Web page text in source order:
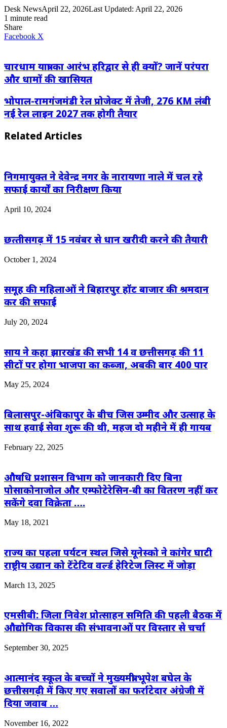
Desk NewsApril 22, 2026Last Updated: April 22, 2026
1 minute read
Share
Facebook X
चारधाम यात्रा का आरंभ हरिद्वार से ही क्यों? जानें परंपरा
और धामों की खासियत
भोपाल-रामगंजमंडी रेल प्रोजेक्ट में तेजी, 276 KM लंबी
नई रेल लाइन 2027 तक होगी तैयार
Related Articles
निगमायुक्त ने देवेन्द्र नगर के नारायणा नाले में चल रहे
सफाई कार्यों का निरीक्षण किया
April 10, 2024
छत्‍तीसगढ़ में 15 नवंबर से धान खरीदी करने की तैयारी
October 1, 2024
समूह की महिलाओं ने बिहारपुर हॉट बाजार की श्रमदान
कर की सफाई
July 20, 2024
साय ने कहा झारखंड की सभी 14 व छत्तीसगढ़ की 11
सीटों पर होगा भाजपा का कब्जा, अबकी बार 400 पार
May 25, 2024
बिलासपुर-अंबिकापुर के बीच जिस उम्मीद और उत्साह के
साथ हवाई सेवा शुरू की थी, महज दो महीने में ही गायब
February 22, 2025
औषधि प्रशासन विभाग को जानकारी दिए बिना
पोसाकोनाजोल और एम्फोटेरेसिन-बी का वितरण नहीं कर
सकेंगे दवा विक्रेता ….
May 18, 2021
राज्य का पहला पर्यटन स्थल जिसे यूनेस्को ने कांगेर घाटी
राष्ट्रीय उद्यान को टेंटेटिव वर्ल्ड हेरिटेज लिस्ट में जोड़ा
March 13, 2025
एमसीबी: जिला निवेश प्रोत्साहन समिति की पहली बैठक में
औद्योगिक विकास की संभावनाओं पर विस्तार से चर्चा
September 30, 2025
आत्मानंद स्कूल के बच्चों ने मुख्यमंत्री भूपेश बघेल के
छत्तीसगढ़ी में किए गए सवालों का फर्राटेदार अंग्रेजी में
दिया जवाब …
November 16, 2022